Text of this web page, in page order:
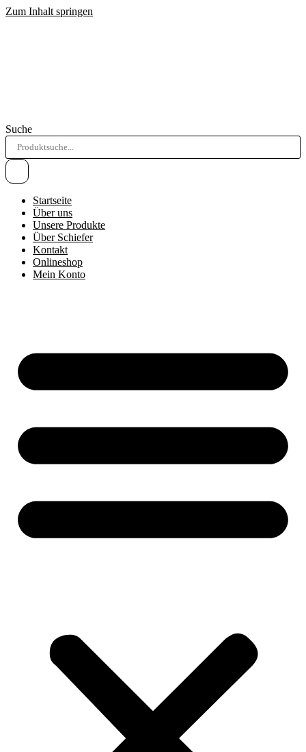
Zum Inhalt springen
Suche
Startseite
Über uns
Unsere Produkte
Über Schiefer
Kontakt
Onlineshop
Mein Konto